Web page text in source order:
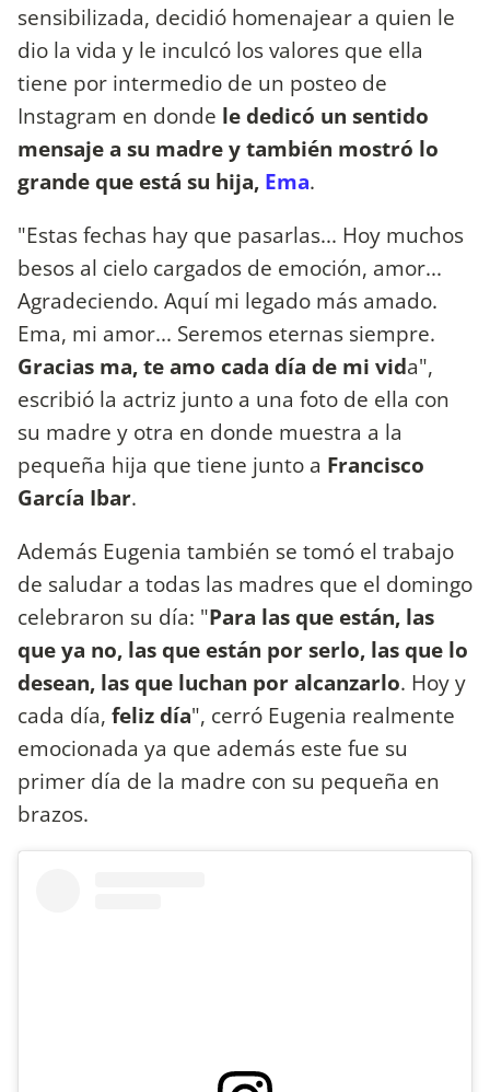
sensibilizada, decidió homenajear a quien le
dio la vida y le inculcó los valores que ella
tiene por intermedio de un posteo de
Instagram en donde le dedicó un sentido
mensaje a su madre y también mostró lo
grande que está su hija, Ema.
"Estas fechas hay que pasarlas... Hoy muchos
besos al cielo cargados de emoción, amor...
Agradeciendo. Aquí mi legado más amado.
Ema, mi amor... Seremos eternas siempre.
Gracias ma, te amo cada día de mi vida",
escribió la actriz junto a una foto de ella con
su madre y otra en donde muestra a la
pequeña hija que tiene junto a Francisco
García Ibar.
Además Eugenia también se tomó el trabajo
de saludar a todas las madres que el domingo
celebraron su día: "Para las que están, las
que ya no, las que están por serlo, las que lo
desean, las que luchan por alcanzarlo. Hoy y
cada día, feliz día", cerró Eugenia realmente
emocionada ya que además este fue su
primer día de la madre con su pequeña en
brazos.